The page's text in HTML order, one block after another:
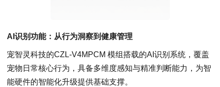
AI识别功能：从行为洞察到健康管理
宠智灵科技的CZL-V4MPCM 模组搭载的AI识别系统，覆盖
宠物日常核心行为，具备多维度感知与精准判断能力，为智
能硬件的智能化升级提供基础支撑。